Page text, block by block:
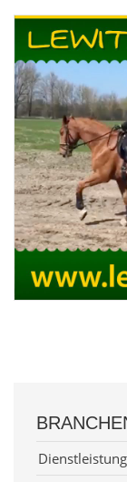
Zucht- &